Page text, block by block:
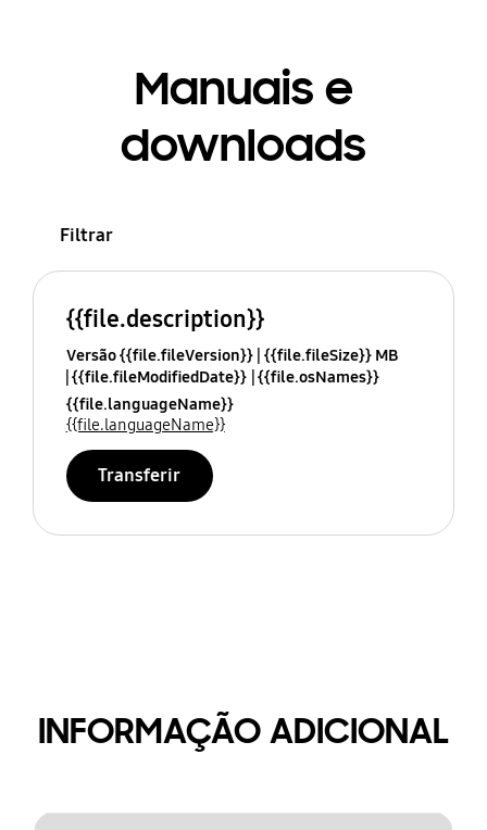
Manuais e
downloads
Filtrar
{{file.description}}
Versão {{file.fileVersion}} {{file.fileSize}} MB
{{file.fileModifiedDate}} {{file.osNames}}
{{file.languageName}}
{{file.languageName}}
Transferir
INFORMAÇÃO ADICIONAL